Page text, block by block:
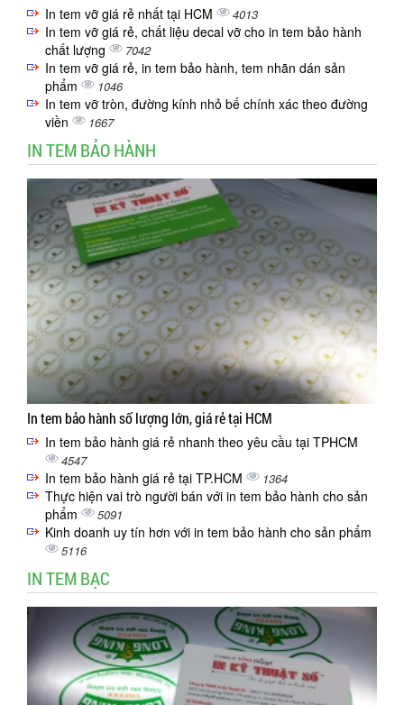
In tem vỡ giá rẻ nhất tại HCM 4013
In tem vỡ giá rẻ, chất liệu decal vỡ cho in tem bảo hành
chất lượng
7042
In tem vỡ giá rẻ, in tem bảo hành, tem nhãn dán sản
phẩm
1046
In tem vỡ tròn, đường kính nhỏ bế chính xác theo đường
viền
1667
IN TEM BẢO HÀNH
In tem bảo hành số lượng lớn, giá rẻ tại HCM
In tem bảo hành giá rẻ nhanh theo yêu cầu tại TPHCM
4547
In tem bảo hành giá rẻ tại TP.HCM 1364
Thực hiện vai trò người bán với in tem bảo hành cho sản
phẩm
5091
Kinh doanh uy tín hơn với in tem bảo hành cho sản phẩm
5116
IN TEM BẠC